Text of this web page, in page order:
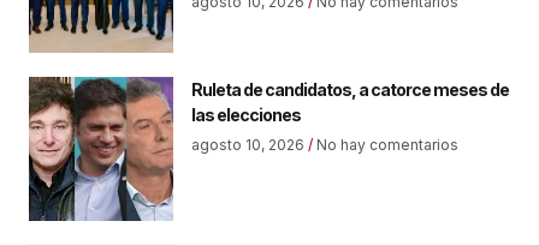
Ruleta de candidatos, a catorce meses de
las elecciones
agosto 10, 2026 No hay comentarios